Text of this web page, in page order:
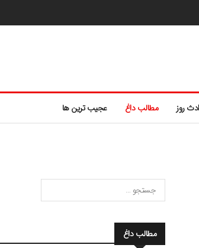
روز مطالب داغ عجیب ترین ها
مطالب داغ